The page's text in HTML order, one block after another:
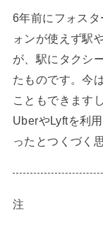
6年前にフォス
ォンが使えず駅
が、駅にタクシ
たものです。今
こともできます
UberやLyftを利
ったとつくづく
注